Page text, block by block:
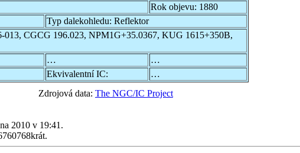
Rok objevu: 1880
Typ dalekohledu: Reflektor
013, CGCG 196.023, NPM1G+35.0367, KUG 1615+350B,
…
…
Ekvivalentní IC:
…
Zdrojová data: The NGC/IC Project
2010 v 19:41.